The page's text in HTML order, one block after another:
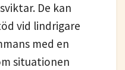
De kan
vid lindrigare
med en
situationen